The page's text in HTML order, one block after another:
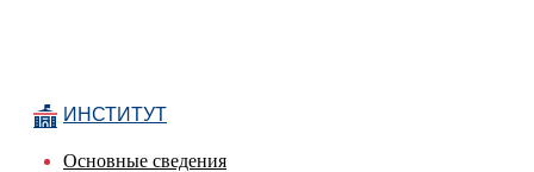
ИНСТИТУТ
Основные сведения